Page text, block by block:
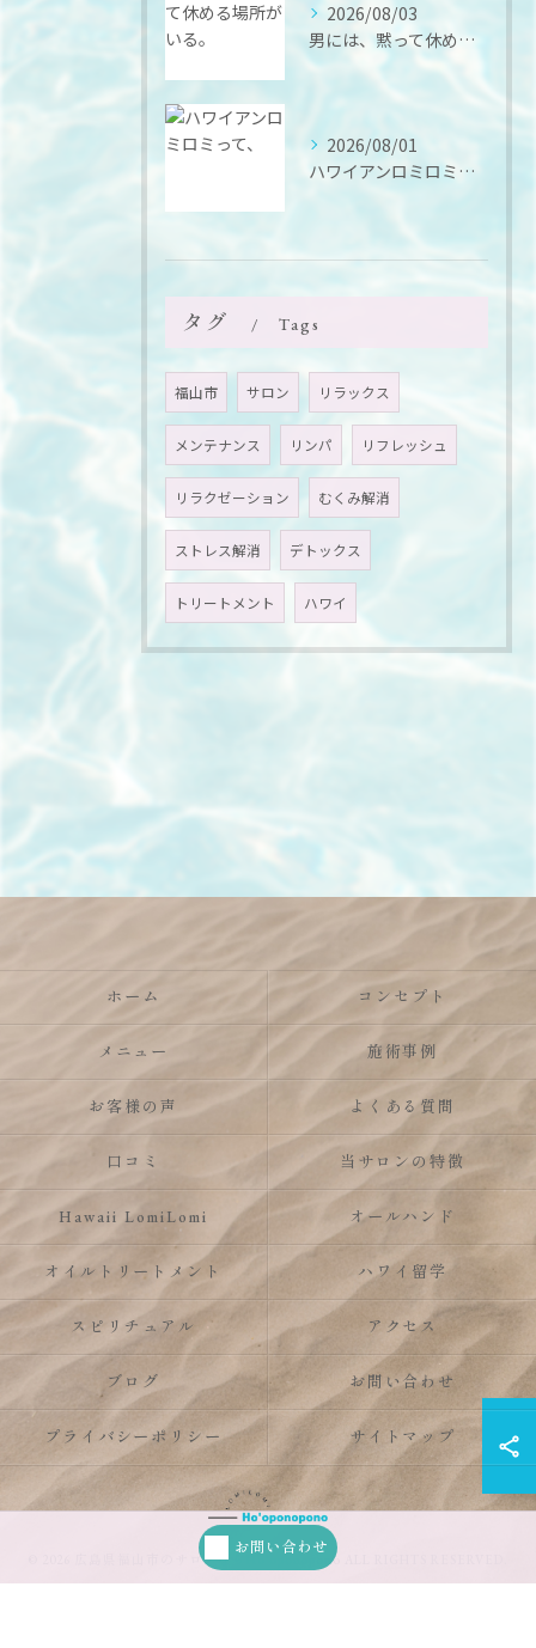
2026/08/03
男には、黙って休める場所がいる。
2026/08/01
ハワイアンロミロミって、
タグ Tags
福山市 サロン リラックス
メンテナンス リンパ リフレッシュ
リラクゼーション むくみ解消
ストレス解消 デトックス
トリートメント ハワイ
お問い合わせ
ホーム コンセプト
メニュー 施術事例
お客様の声 よくある質問
口コミ 当サロンの特徴
Hawaii LomiLomi オールハンド
オイルトリートメント ハワイ留学
スピリチュアル アクセス
ブログ お問い合わせ
プライバシーポリシー サイトマップ
© 2026 広島県福山市のサロンならHo’oponopono ALL RIGHTS RESERVED.